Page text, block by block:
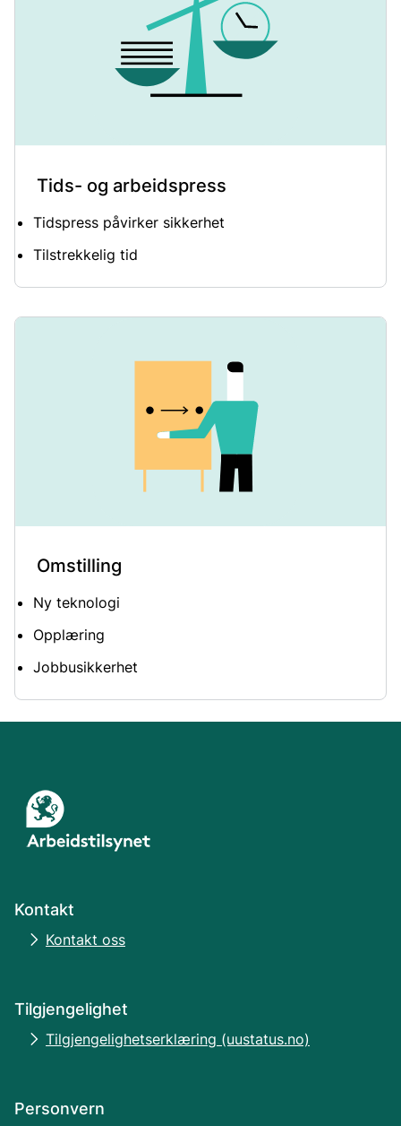
Tids- og arbeidspress
Tidspress påvirker sikkerhet
Tilstrekkelig tid
Omstilling
Ny teknologi
Opplæring
Jobbusikkerhet
Kontakt
Kontakt oss
Tilgjengelighet
Tilgjengelighetserklæring (uustatus.no)
Personvern